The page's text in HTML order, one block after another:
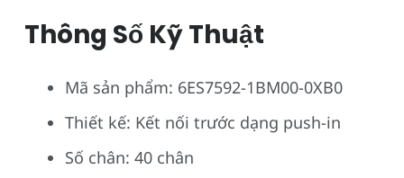
Thông Số Kỹ Thuật
Mã sản phẩm: 6ES7592-1BM00-0XB0
Thiết kế: Kết nối trước dạng push-in
Số chân: 40 chân